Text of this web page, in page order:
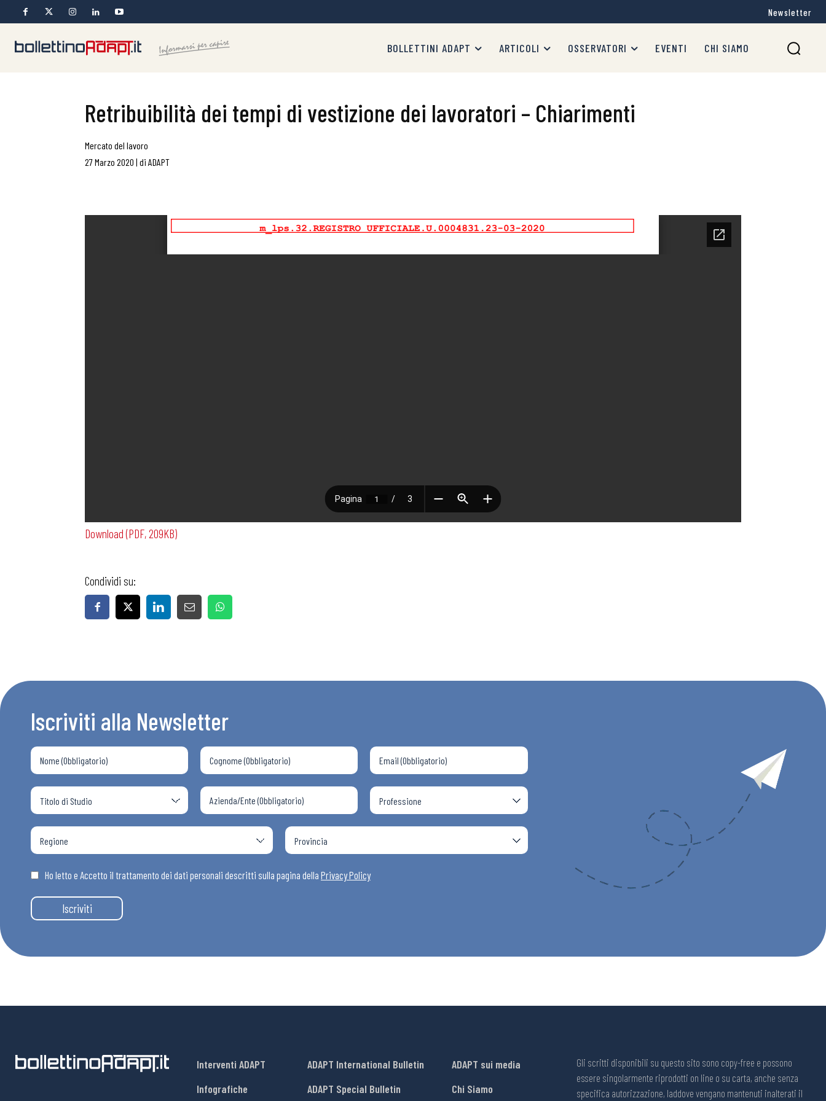
Chi Siamo
Newsletter
BOLLETTINI ADAPT ARTICOLI OSSERVATORI EVENTI CHI SIAMO
Retribuibilità dei tempi di vestizione dei lavoratori – Chiarimenti
Mercato del lavoro
27 Marzo 2020 | di ADAPT
Download (PDF, 209KB)
Condividi su:
Iscriviti alla Newsletter
Ho letto e Accetto il trattamento dei dati personali descritti sulla pagina della Privacy Policy
Iscriviti
Interventi ADAPT
Infografiche
ADAPT International Bulletin
ADAPT Special Bulletin
ADAPT sui media
Chi Siamo
Gli scritti disponibili su questo sito sono copy-free e possono
essere singolarmente riprodotti on line o su carta, anche senza
specifica autorizzazione, laddove vengano mantenuti inalterati il